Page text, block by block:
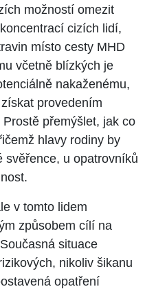
možností omezit
cizích lidí,
místo cesty MHD
včetně blízkých je
nakaženému,
provedením
přemýšlet, jak co
hlavy rodiny by
svěřence, u opatrovníků
v tomto lidem
způsobem cílí na
situace
nikoliv šikanu
opatření